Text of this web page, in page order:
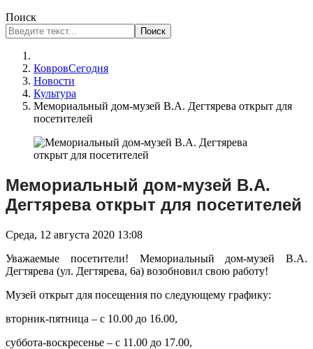
Поиск
Поиск
КовровСегодня
Новости
Культура
Мемориальный дом-музей В.А. Дегтярева открыт для
посетителей
Мемориальный дом-музей В.А.
Дегтярева открыт для посетителей
Среда, 12 августа 2020 13:08
Уважаемые посетители! Мемориальный дом-музей В.А.
Дегтярева (ул. Дегтярева, 6а) возобновил свою работу!
Музей открыт для посещения по следующему графику:
вторник-пятница – с 10.00 до 16.00,
суббота-воскресенье – с 11.00 до 17.00,